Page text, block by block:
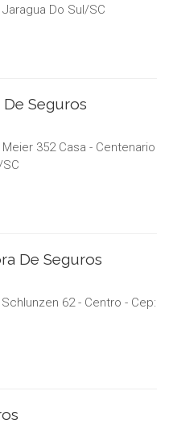
Jaragua Do Sul/SC
Seguros
352 Casa - Centenario
SC
De Seguros
62 - Centro - Cep: